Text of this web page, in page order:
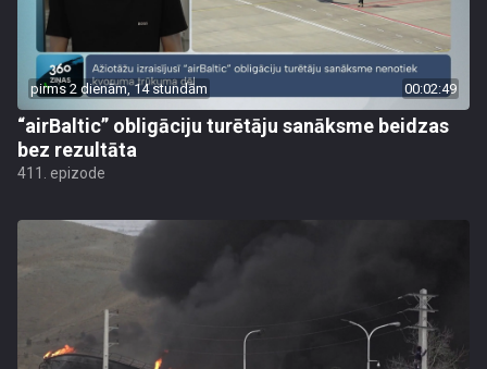
pirms 2 dienām, 14 stundām 00:02:49
“airBaltic” obligāciju turētāju sanāksme beidzas
bez rezultāta
411. epizode